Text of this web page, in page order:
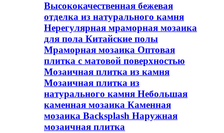
Высококачественная бежевая
отделка из натурального камня
Нерегулярная мраморная мозаика
для пола Китайские полы
Мраморная мозаика Оптовая
плитка с матовой поверхностью
Мозаичная плитка из камня
Мозаичная плитка из
натурального камня Небольшая
каменная мозаика Каменная
мозаика Backsplash Наружная
мозаичная плитка